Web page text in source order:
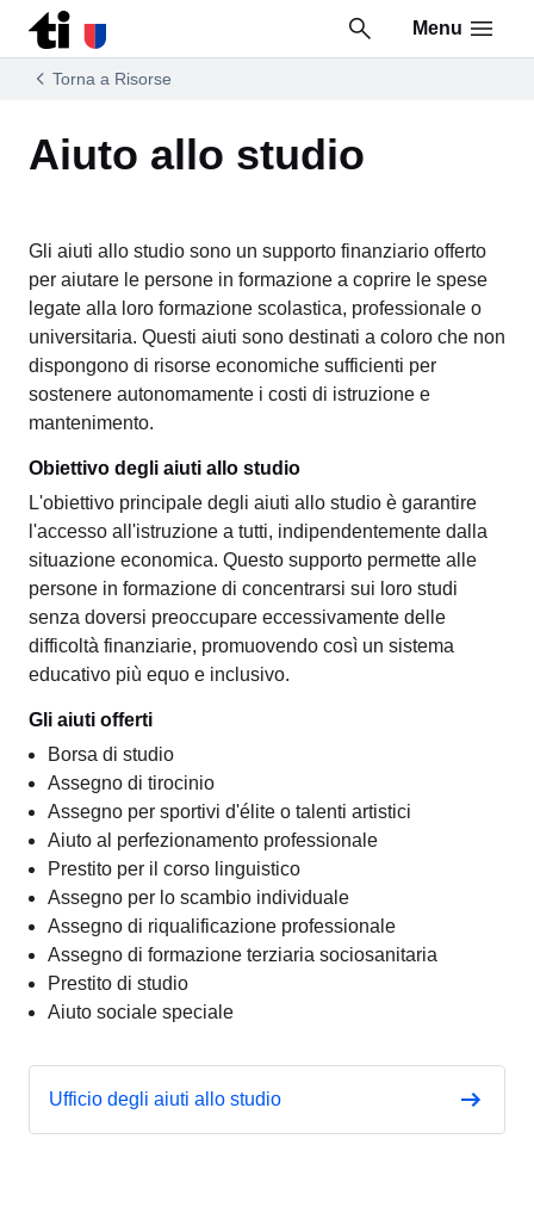
Vai al contenuto della pagina
Vai al piè di pagina
Menu
Torna a Risorse
Aiuto allo studio
Gli aiuti allo studio sono un supporto finanziario offerto
per aiutare le persone in formazione a coprire le spese
legate alla loro formazione scolastica, professionale o
universitaria. Questi aiuti sono destinati a coloro che non
dispongono di risorse economiche sufficienti per
sostenere autonomamente i costi di istruzione e
mantenimento.
Obiettivo degli aiuti allo studio
L'obiettivo principale degli aiuti allo studio è garantire
l'accesso all'istruzione a tutti, indipendentemente dalla
situazione economica. Questo supporto permette alle
persone in formazione di concentrarsi sui loro studi
senza doversi preoccupare eccessivamente delle
difficoltà finanziarie, promuovendo così un sistema
educativo più equo e inclusivo.
Gli aiuti offerti
Borsa di studio
Assegno di tirocinio
Assegno per sportivi d'élite o talenti artistici
Aiuto al perfezionamento professionale
Prestito per il corso linguistico
Assegno per lo scambio individuale
Assegno di riqualificazione professionale
Assegno di formazione terziaria sociosanitaria
Prestito di studio
Aiuto sociale speciale
Ufficio degli aiuti allo studio